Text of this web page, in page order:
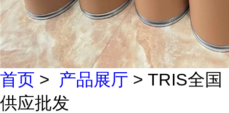
首页 > 产品展厅 > TRIS全国
供应批发